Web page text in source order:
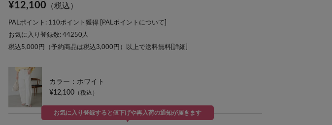
¥12,100 （税込）
PALポイント: 110ポイント獲得 [ PALポイントについて
お気に入り登録数: 44250 人
税込5,000円（予約商品は税込3,000円）以上で送料無料[ 詳細
カラー：ホワイト
¥12,100 （税込）
お気に入り登録すると値下げや再入荷の通知が届きます